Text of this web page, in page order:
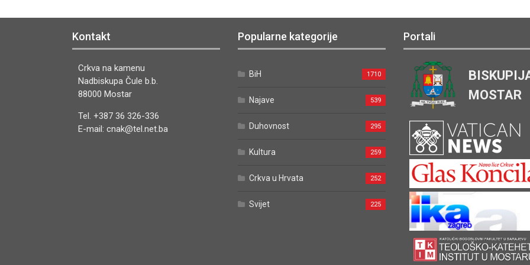
Kontakt
Crkva na kamenu
Nadbiskupa Čule b.b.
88000 Mostar
Tel. +387 36 326-336
E-mail: cnak@tel.net.ba
Popularne kategorije
BiH 1710
Najave 539
Duhovnost 295
Kultura 259
Crkva u Hrvata 252
Svijet 225
Portali
MOSTAR